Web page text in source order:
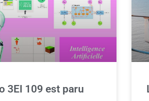
3EI 109 est paru